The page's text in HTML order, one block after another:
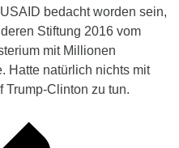
bedacht worden sein,
Stiftung 2016 vom
mit Millionen
Hatte natürlich nichts mit
Trump-Clinton zu tun.